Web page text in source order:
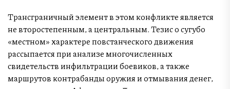
Трансграничный элемент в этом конфликте является
не второстепенным, а центральным. Тезис о сугубо
«местном» характере повстанческого движения
рассыпается при анализе многочисленных
свидетельств инфильтрации боевиков, а также
маршрутов контрабанды оружия и отмывания денег,